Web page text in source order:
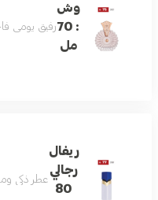
وش
: 70
مل
رفيق يومي
ريفال
رجالي
80
عطر ذكي